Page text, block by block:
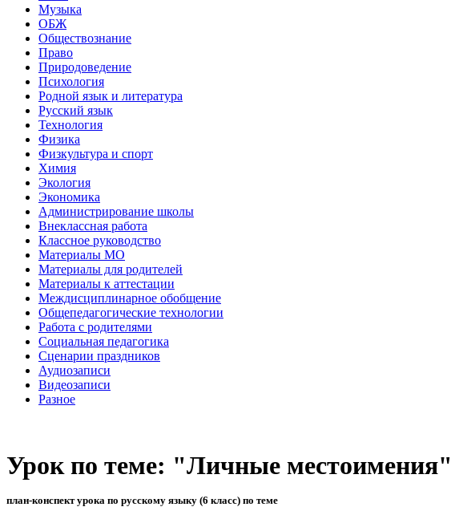
Музыка
ОБЖ
Обществознание
Право
Природоведение
Психология
Родной язык и литература
Русский язык
Технология
Физика
Физкультура и спорт
Химия
Экология
Экономика
Администрирование школы
Внеклассная работа
Классное руководство
Материалы МО
Материалы для родителей
Материалы к аттестации
Междисциплинарное обобщение
Общепедагогические технологии
Работа с родителями
Социальная педагогика
Сценарии праздников
Аудиозаписи
Видеозаписи
Разное
Урок по теме: "Личные местоимения"
план-конспект урока по русскому языку (6 класс) по теме